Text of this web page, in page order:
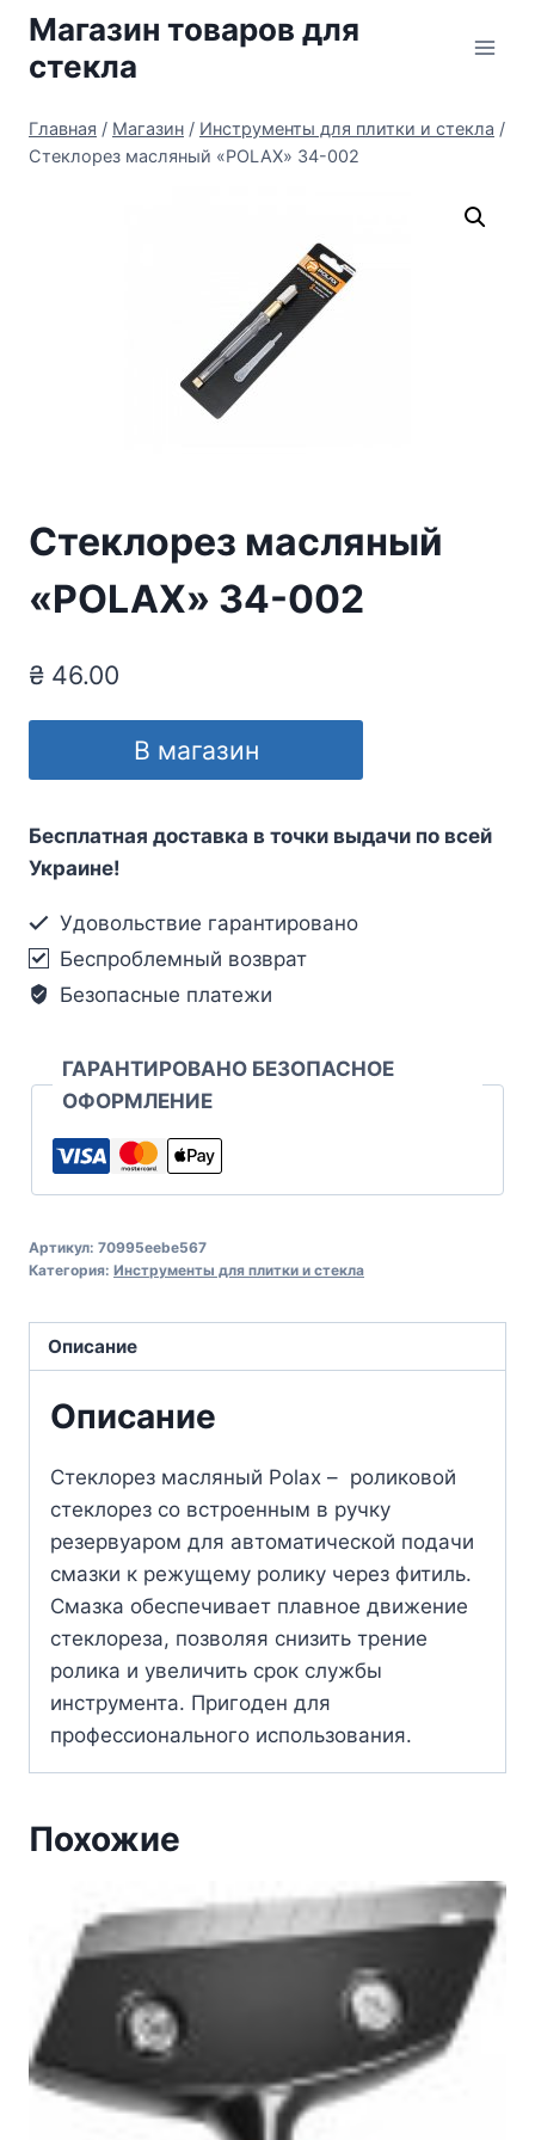
Перейти
содержимому
Магазин товаров для
стекла
Главная / Магазин / Инструменты для плитки и стекла /
Стеклорез масляный «POLAX» 34-002
Стеклорез масляный
«POLAX» 34-002
₴ 46.00
В магазин
Бесплатная доставка в точки выдачи по всей
Украине!
Удовольствие гарантировано
Беспроблемный возврат
Безопасные платежи
ГАРАНТИРОВАНО БЕЗОПАСНОЕ
ОФОРМЛЕНИЕ
Артикул: 70995eebe567
Категория: Инструменты для плитки и стекла
Описание
Описание
Стеклорез масляный Polax – роликовой
стеклорез со встроенным в ручку
резервуаром для автоматической подачи
смазки к режущему ролику через фитиль.
Смазка обеспечивает плавное движение
стеклореза, позволяя снизить трение
ролика и увеличить срок службы
инструмента. Пригоден для
профессионального использования.
Похожие